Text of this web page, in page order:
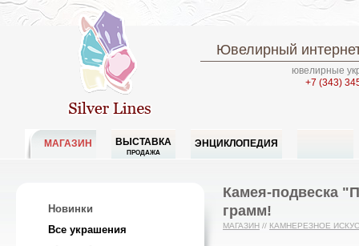
Ювелирный
ювелирные
+7 (343)
МАГАЗИН ВЫСТАВКА
ПРОДАЖА
ЭНЦИКЛОПЕДИЯ
Новинки
Все украшения
Камея-подвеска
грамм!
МАГАЗИН // КАМНЕРЕЗНОЕ